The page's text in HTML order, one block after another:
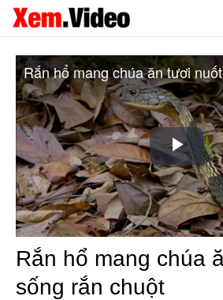
Play
Rắn hổ mang chúa ăn tươi
Rắn hổ mang chúa
sống rắn chuột